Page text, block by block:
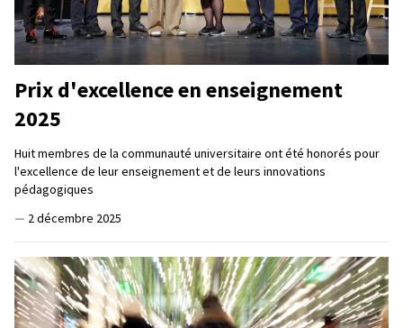
Prix d'excellence en enseignement
2025
Huit membres de la communauté universitaire ont été honorés pour
l'excellence de leur enseignement et de leurs innovations
pédagogiques
— 2 décembre 2025